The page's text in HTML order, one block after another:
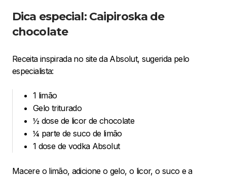
Dica especial: Caipiroska de
chocolate
Receita inspirada no site da Absolut, sugerida pelo
especialista:
1 limão
Gelo triturado
½ dose de licor de chocolate
¼ parte de suco de limão
1 dose de vodka Absolut
Macere o limão, adicione o gelo, o licor, o suco e a